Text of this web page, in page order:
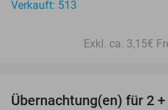
Verkauft: 513
Exkl. ca. 3,15€
Übernachtung(en) für 2